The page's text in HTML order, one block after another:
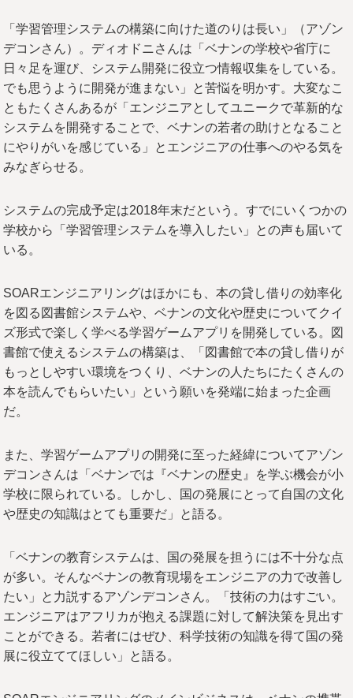
「学習管理システムの構築に向けた道のりは長い」（アゾン
デコンさん）。ディオドニさんは「ベナンの学校や省庁に
日々足を運び、システム開発に役立つ情報収集をしている。
でも思うように開発が進まない」と苦悩を明かす。大変なこ
ともたくさんあるが「エンジニアとしてユニークで革新的な
システムを開発することで、ベナンの若者の助けとなること
にやりがいを感じている」とエンジニアの仕事へのやる気を
みなぎらせる。
システムの完成予定は2018年末だという。すでにいくつかの
学校から「学習管理システムを導入したい」との声も届いて
いる。
SOARエンジニアリングはほかにも、本の貸し借りの効率化
を図る図書館システムや、ベナンの文化や歴史についてクイ
ズ形式で楽しく学べる学習ゲームアプリを開発している。図
書館で使えるシステムの構築は、「図書館で本の貸し借りが
もっとしやすい環境をつくり、ベナンの人たちにたくさんの
本を読んでもらいたい」という願いを発端に始まった企画
だ。
また、学習ゲームアプリの開発に至った経緯についてアゾン
デコンさんは「ベナンでは『ベナンの歴史』を学ぶ機会が小
学校に限られている。しかし、国の発展にとって自国の文化
や歴史の知識はとても重要だ」と語る。
「ベナンの教育システムは、国の発展を担うには不十分な点
が多い。そんなベナンの教育現場をエンジニアの力で改善し
たい」と力説するアゾンデコンさん。「技術の力はすごい。
エンジニアはアフリカが抱える課題に対して解決策を見出す
ことができる。若者にはぜひ、科学技術の知識を得て国の発
展に役立ててほしい」と語る。